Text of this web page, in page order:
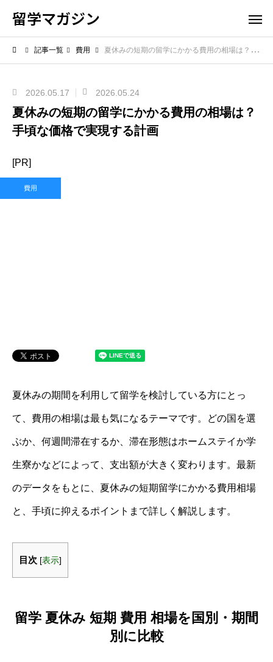
留学マガジン
記事一覧 費用 夏休みの短期の留学にかかる費用の相場は？手頃な価格で実現する計画
2026.05.17 2026.05.24
夏休みの短期の留学にかかる費用の相場は？
手頃な価格で実現する計画
[PR]
費用
夏休みの期間を利用して留学を検討している方にとっ
て、費用の相場は最も気になるテーマです。どの国を選
ぶか、何週間滞在するか、滞在形態はホームステイか学
生寮かなどによって、支出額が大きく変わります。最新
のデータをもとに、夏休みの短期留学にかかる費用相場
と、手頃に抑えるポイントまで詳しく解説します。
目次 [表示]
留学 夏休み 短期 費用 相場を国別・期間
別に比較